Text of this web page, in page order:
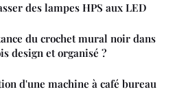
des lampes HPS aux LED
du crochet mural noir dans
design et organisé ?
d'une machine à café bureau